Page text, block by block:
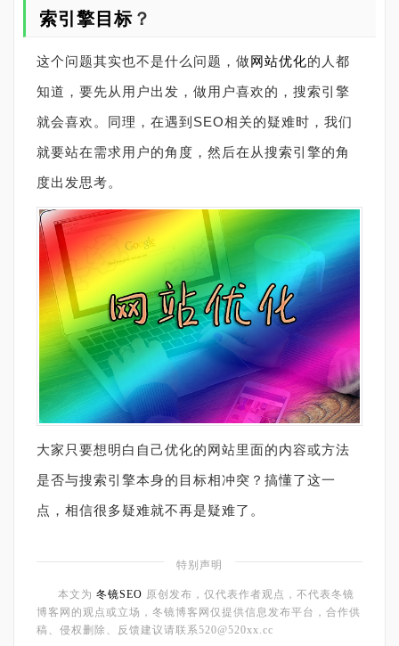
索引擎目标 ？
这个问题其实也不是什么问题，做网站优化的人都
知道，要先从用户出发，做用户喜欢的，搜索引擎
就会喜欢。同理，在遇到 SEO相关的疑难时，我们
就要站在需求用户的角度，然后在从搜索引擎的角
度出发思考。
大家只要想明白自己优化的网站里面的内容或方法
是否与搜索引擎本身的目标相冲突？搞懂了这一
点，相信很多疑难就不再是疑难了。
特别声明
本文为 冬镜SEO 原创发布，仅代表作者观点，不代表冬镜
博客网的观点或立场，冬镜博客网仅提供信息发布平台，合作供
稿、侵权删除、反馈建议请联系520@520xx.cc